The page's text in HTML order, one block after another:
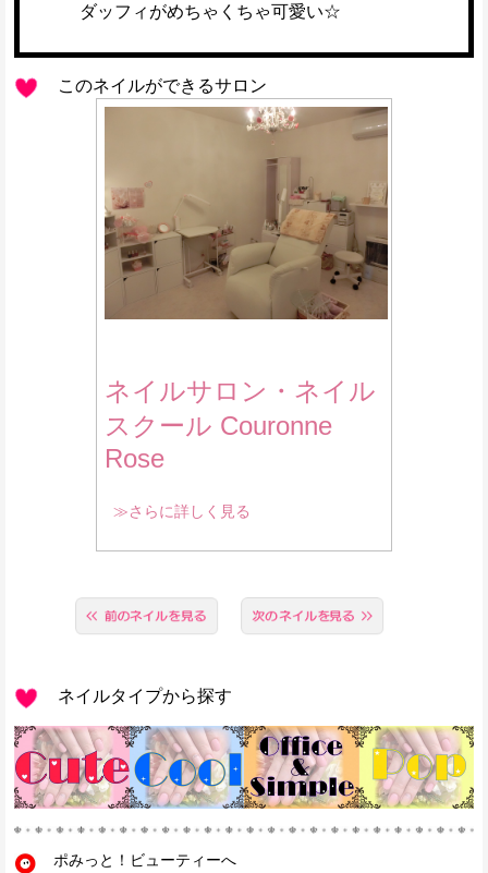
ダッフィがめちゃくちゃ可愛い☆
このネイルができるサロン
ネイルサロン・ネイル
スクール Couronne
Rose
≫さらに詳しく見る
ネイルタイプから探す
ポみっと！ビューティーへ